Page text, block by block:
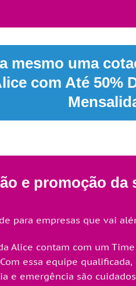
mesmo uma
com Até 50%
e promoção da
para empresas que vai
Alice contam com um
essa equipe
e emergência são